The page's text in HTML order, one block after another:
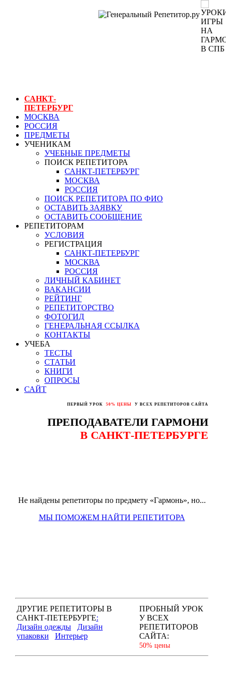
САНКТ-
ПЕТЕРБУРГ
МОСКВА
РОССИЯ
ПРЕДМЕТЫ
УЧЕНИКАМ
УЧЕБНЫЕ ПРЕДМЕТЫ
ПОИСК РЕПЕТИТОРА
САНКТ-ПЕТЕРБУРГ
МОСКВА
РОССИЯ
ПОИСК РЕПЕТИТОРА ПО ФИО
ОСТАВИТЬ ЗАЯВКУ
ОСТАВИТЬ СООБЩЕНИЕ
РЕПЕТИТОРАМ
УСЛОВИЯ
РЕГИСТРАЦИЯ
САНКТ-ПЕТЕРБУРГ
МОСКВА
РОССИЯ
ЛИЧНЫЙ КАБИНЕТ
ВАКАНСИИ
РЕЙТИНГ
РЕПЕТИТОРСТВО
ФОТОГИД
ГЕНЕРАЛЬНАЯ ССЫЛКА
КОНТАКТЫ
УЧЕБА
ТЕСТЫ
СТАТЬИ
КНИГИ
ОПРОСЫ
САЙТ
ПЕРВЫЙ УРОК 50% ЦЕНЫ У ВСЕХ РЕПЕТИТОРОВ САЙТА
ПРЕПОДАВАТЕЛИ ГАРМОНИ
В САНКТ-ПЕТЕРБУРГЕ
Не найдены репетиторы по предмету «Гармонь», но...
МЫ ПОМОЖЕМ НАЙТИ РЕПЕТИТОРА
ДРУГИЕ РЕПЕТИТОРЫ В
САНКТ-ПЕТЕРБУРГЕ:
Дизайн одежды
Дизайн
упаковки
Интерьер
ПРОБНЫЙ УРОК
У ВСЕХ
РЕПЕТИТОРОВ
САЙТА:
50% цены